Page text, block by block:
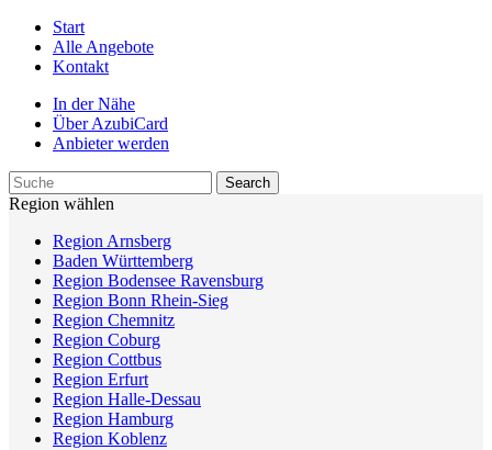
Start
Alle Angebote
Kontakt
In der Nähe
Über AzubiCard
Anbieter werden
Region wählen
Region Arnsberg
Baden Württemberg
Region Bodensee Ravensburg
Region Bonn Rhein-Sieg
Region Chemnitz
Region Coburg
Region Cottbus
Region Erfurt
Region Halle-Dessau
Region Hamburg
Region Koblenz